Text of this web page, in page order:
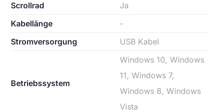
Scrollrad
Ja
Kabellänge
-
Stromversorgung
USB Kabel
Betriebssystem
Windows 10, Windows
11, Windows 7,
Windows 8, Windows
Vista